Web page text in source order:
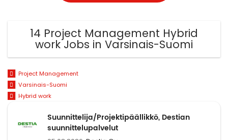
14 Project Management Hybrid
work Jobs in Varsinais-Suomi
Project Management
Varsinais-Suomi
Hybrid work
Suunnittelija/Projektipäällikkö, Destian
suunnittelupalvelut